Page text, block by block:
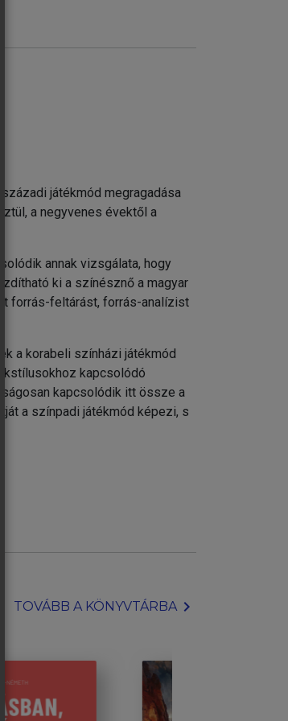
játékmód megragadása
a negyvenes évektől a
annak vizsgálata, hogy
ki a színésznő a magyar
forrás-feltárást, forrás-analízist
a korabeli színházi játékmód
kapcsolódó
kapcsolódik itt össze a
a színpadi játékmód képezi, s
TOVÁBB A KÖNYVTÁRBAchevron_right